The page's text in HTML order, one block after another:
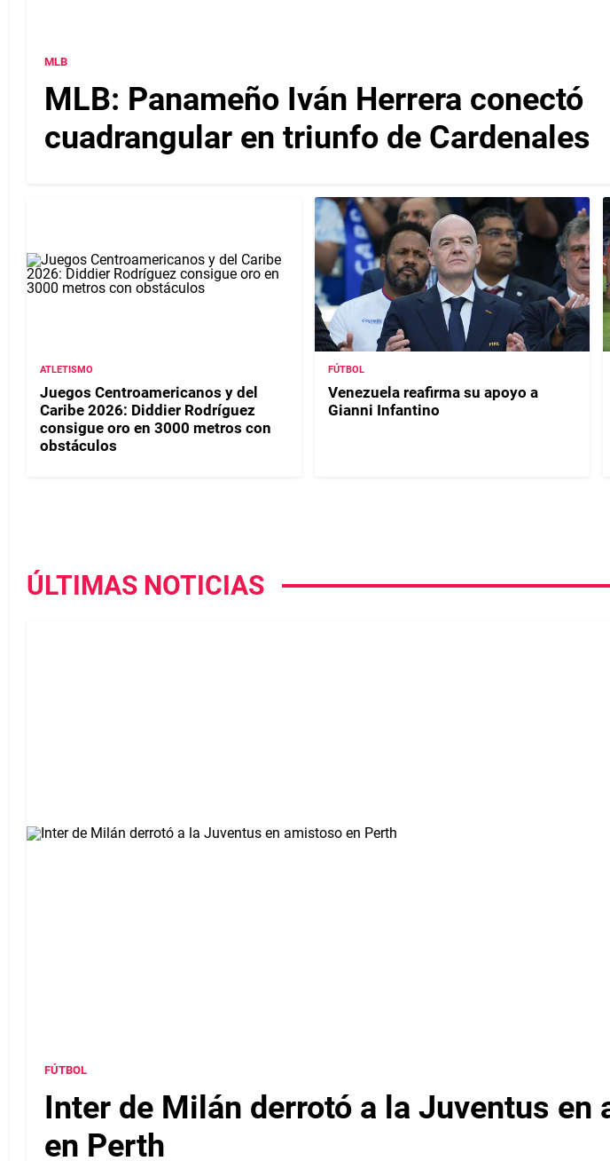
MLB
MLB: Panameño Iván Herrera conectó
cuadrangular en triunfo de Cardenales
ATLETISMO
Juegos Centroamericanos y del
Caribe 2026: Diddier Rodríguez
consigue oro en 3000 metros con
obstáculos
FÚTBOL
Venezuela reafirma su apoyo a
Gianni Infantino
ÚLTIMAS NOTICIAS
FÚTBOL
Inter de Milán derrotó a la Juventus en
en Perth